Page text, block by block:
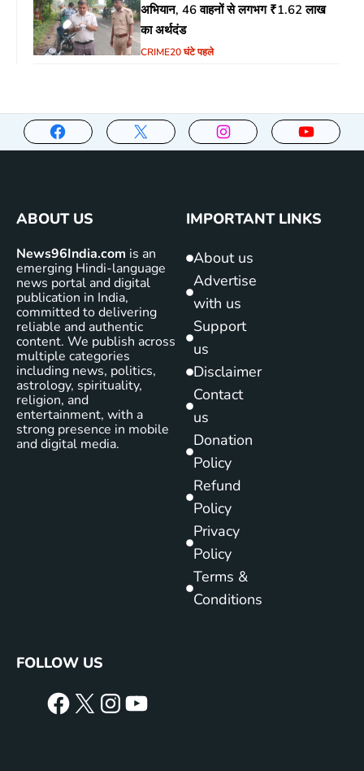
अभियान, 46 वाहनों से लगभग ₹1.62 लाख
का अर्थदंड
CRIME20 घंटे पहले
ABOUT US
News96India.com is an
emerging Hindi-language
news portal and digital
publication in India,
committed to delivering
reliable and authentic
content. We publish across
multiple categories
including news, politics,
astrology, spirituality,
religion, and
entertainment, with a
strong presence in mobile
and digital media.
IMPORTANT LINKS
About us
Advertise
with us
Support
us
Disclaimer
Contact
us
Donation
Policy
Refund
Policy
Privacy
Policy
Terms &
Conditions
FOLLOW US